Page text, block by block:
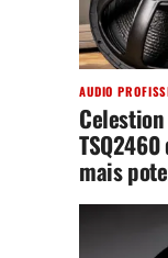
AUDIO
TSQ2460
mais